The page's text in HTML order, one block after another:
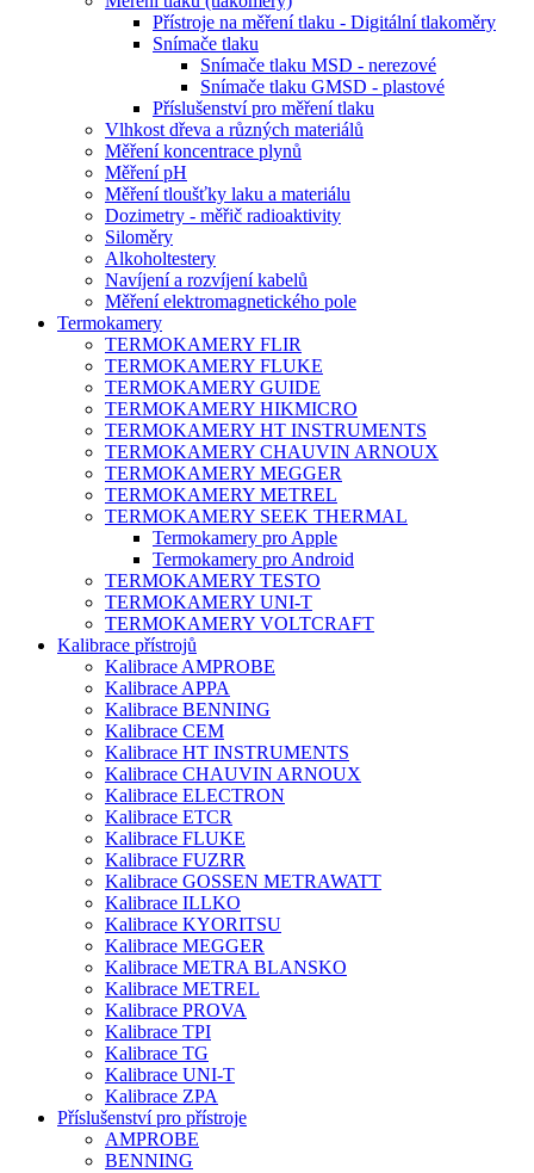
Přístroje na měření tlaku - Digitální tlakoměry
Snímače tlaku
Snímače tlaku MSD - nerezové
Snímače tlaku GMSD - plastové
Příslušenství pro měření tlaku
Vlhkost dřeva a různých materiálů
Měření koncentrace plynů
Měření pH
Měření tloušťky laku a materiálu
Dozimetry - měřič radioaktivity
Siloměry
Alkoholtestery
Navíjení a rozvíjení kabelů
Měření elektromagnetického pole
Termokamery
TERMOKAMERY FLIR
TERMOKAMERY FLUKE
TERMOKAMERY GUIDE
TERMOKAMERY HIKMICRO
TERMOKAMERY HT INSTRUMENTS
TERMOKAMERY CHAUVIN ARNOUX
TERMOKAMERY MEGGER
TERMOKAMERY METREL
TERMOKAMERY SEEK THERMAL
Termokamery pro Apple
Termokamery pro Android
TERMOKAMERY TESTO
TERMOKAMERY UNI-T
TERMOKAMERY VOLTCRAFT
Kalibrace přístrojů
Kalibrace AMPROBE
Kalibrace APPA
Kalibrace BENNING
Kalibrace CEM
Kalibrace HT INSTRUMENTS
Kalibrace CHAUVIN ARNOUX
Kalibrace ELECTRON
Kalibrace ETCR
Kalibrace FLUKE
Kalibrace FUZRR
Kalibrace GOSSEN METRAWATT
Kalibrace ILLKO
Kalibrace KYORITSU
Kalibrace MEGGER
Kalibrace METRA BLANSKO
Kalibrace METREL
Kalibrace PROVA
Kalibrace TPI
Kalibrace TG
Kalibrace UNI-T
Kalibrace ZPA
Příslušenství pro přístroje
AMPROBE
BENNING